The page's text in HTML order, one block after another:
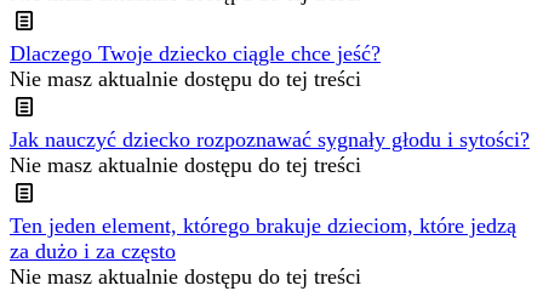
Dlaczego Twoje dziecko ciągle chce jeść?
Nie masz aktualnie dostępu do tej treści
Jak nauczyć dziecko rozpoznawać sygnały głodu i sytości?
Nie masz aktualnie dostępu do tej treści
Ten jeden element, którego brakuje dzieciom, które jedzą
za dużo i za często
Nie masz aktualnie dostępu do tej treści